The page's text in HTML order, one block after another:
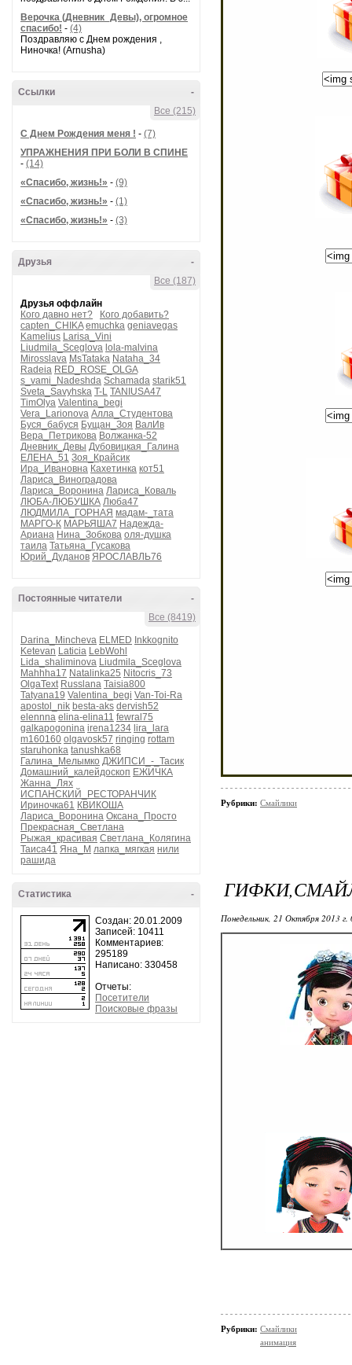
Верочка (Дневник_Девы), огромное
спасибо! - (4)
Поздравляю с Днем рождения ,
Ниночка! (Arnusha)
-
Ссылки
Все (215)
С Днем Рождения меня ! - (7)
УПРАЖНЕНИЯ ПРИ БОЛИ В СПИНЕ
- (14)
«Спасибо, жизнь!» - (9)
«Спасибо, жизнь!» - (1)
«Спасибо, жизнь!» - (3)
-
Друзья
Все (187)
Друзья оффлайн
Кого давно нет?
Кого добавить?
capten_CHIKA emuchka geniavegas
Kamelius Larisa_Vini
Liudmila_Sceglova lola-malvina
Mirosslava MsTataka Nataha_34
Radeia RED_ROSE_OLGA
s_vami_Nadeshda Schamada starik51
Sveta_Savyhska T-L TANIUSA47
TimOlya Valentina_begi
Vera_Larionova Алла_Студентова
Буся_бабуся Бущан_Зоя ВалИв
Вера_Петрикова Волжанка-52
Дневник_Девы Дубовицкая_Галина
ЕЛЕНА_51 Зоя_Крайсик
Ира_Ивановна Кахетинка кот51
Лариса_Виноградова
Лариса_Воронина Лариса_Коваль
ЛЮБА-ЛЮБУШКА Люба47
ЛЮДМИЛА_ГОРНАЯ мадам-_тата
МАРГО-К МАРЬЯША7 Надежда-
Ариана Нина_Зобкова оля-душка
таила Татьяна_Гусакова
Юрий_Дуданов ЯРОСЛАВЛЬ76
-
Постоянные читатели
Все (8419)
Darina_Mincheva ELMED Inkkognito
Ketevan Laticia LebWohl
Lida_shaliminova Liudmila_Sceglova
Mahhha17 Natalinka25 Nitocris_73
OlgaText Russlana Taisia800
Tatyana19 Valentina_begi Van-Toi-Ra
apostol_nik besta-aks dervish52
elennna elina-elina11 fewral75
galkapogonina irena1234 lira_lara
m160160 olgavosk57 ringing rottam
staruhonka tanushka68
Галина_Мелымко ДЖИПСИ_-_Тасик
Домашний_калейдоскоп ЕЖИЧКА
Жанна_Лях
ИСПАНСКИЙ_РЕСТОРАНЧИК
Ириночка61 КВИКОША
Лариса_Воронина Оксана_Просто
Прекрасная_Светлана
Рыжая_красивая Светлана_Колягина
Таиса41 Яна_М лапка_мягкая нили
рашида
-
Статистика
Создан: 20.01.2009
Записей: 10411
Комментариев:
295189
Написано: 330458
Отчеты:
Посетители
Поисковые фразы
Рубрики: Смайлики
Понедельник, 21 Октября 2013
Рубрики: Смайлики
анимация